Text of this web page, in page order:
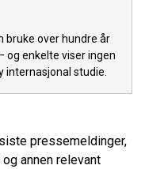
bruke over hundre år
og enkelte viser ingen
internasjonal studie.
pressemeldinger,
annen relevant